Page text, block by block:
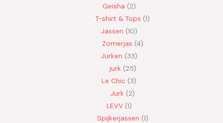
Geisha 2
T-shirt & Tops 1
Jassen 10
Zomerjas 4
Jurken 33
jurk 25
Le Chic 3
Jurk 2
LEVV 1
Spijkerjassen 1